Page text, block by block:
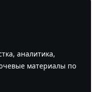
аналитика,
материалы по